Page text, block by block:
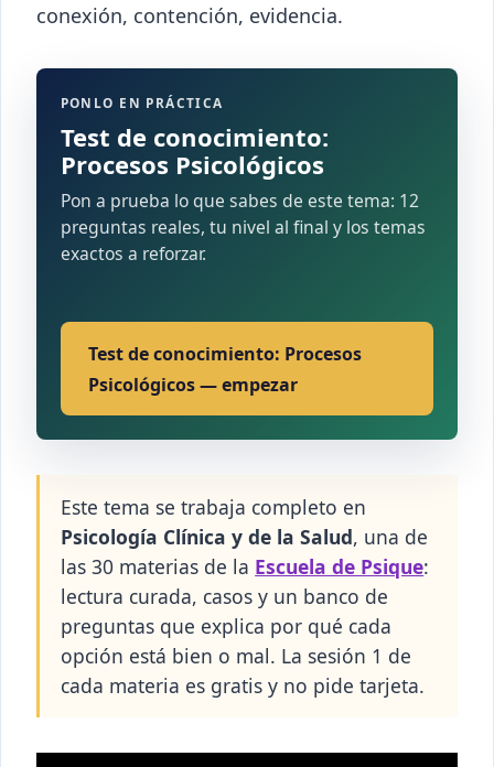
conexión, contención, evidencia.
PONLO EN PRÁCTICA
Test de conocimiento:
Procesos Psicológicos
Pon a prueba lo que sabes de este tema: 12
preguntas reales, tu nivel al final y los temas
exactos a reforzar.
Test de conocimiento: Procesos
Psicológicos — empezar
Este tema se trabaja completo en
Psicología Clínica y de la Salud, una de
las 30 materias de la Escuela de Psique:
lectura curada, casos y un banco de
preguntas que explica por qué cada
opción está bien o mal. La sesión 1 de
cada materia es gratis y no pide tarjeta.